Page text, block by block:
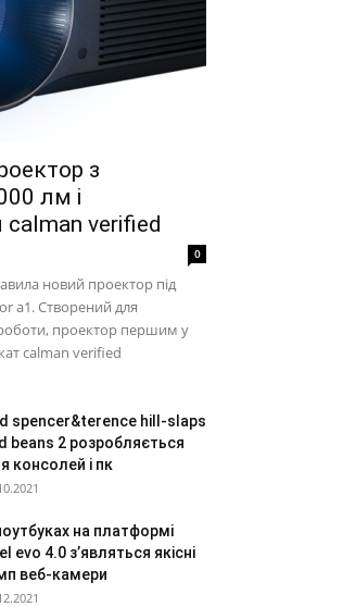
з
лм і
calman verified
0
новий проектор під
a1. Створений для
проектор першим у
calman verified
spencer&terence hill-slaps
beans 2 розробляється
консолей і пк
на платформі
evo 4.0 з’являться якісні
веб-камери